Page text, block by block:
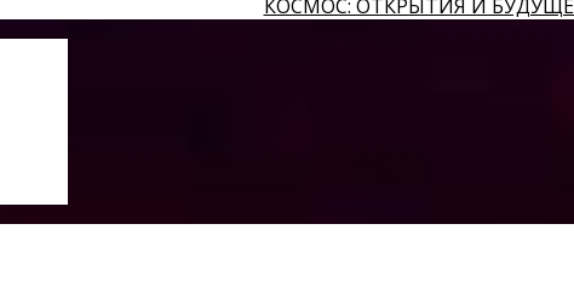
КОСМОС: ОТКРЫТИЯ И